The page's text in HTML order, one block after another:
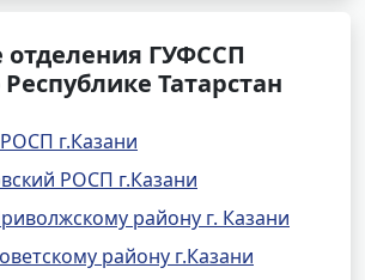
ГУФССП
Татарстан
г.Казани
РОСП г.Казани
району г. Казани
району г.Казани